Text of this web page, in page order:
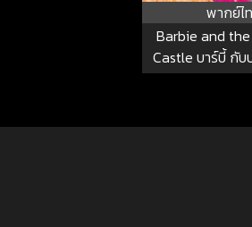
พากย์ไ
Barbie and
Castle บาร์บี้ กับ
เพชรพ